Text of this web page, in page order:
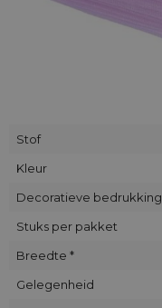
Stof
Kleur
Decoratieve bedrukking
Stuks per pakket
Breedte *
Gelegenheid